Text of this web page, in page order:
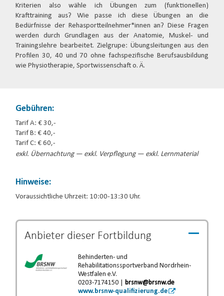
Kriterien also wähle ich Übungen zum (funktionellen)
Krafttraining aus? Wie passe ich diese Übungen an die
Bedürfnisse der Rehasportteilnehmer*innen an? Diese Fragen
werden durch Grundlagen aus der Anatomie, Muskel- und
Trainingslehre bearbeitet. Zielgrupe: Übungsleitungen aus den
Profilen 30, 40 und 70 ohne fachspezifische Berufsausbildung
wie Physiotherapie, Sportwissenschaft o. Ä.
Gebühren:
Tarif A: € 30,-
Tarif B: € 40,-
Tarif C: € 60,-
exkl. Übernachtung — exkl. Verpflegung — exkl. Lernmaterial
Hinweise:
Voraussichtliche Uhrzeit: 10:00-13:30 Uhr.
Anbieter dieser Fortbildung
Behinderten- und
Rehabilitationssportverband Nordrhein-
Westfalen e.V.
0203-7174150 | brsnw@brsnw.de
www.brsnw-qualifizierung.de